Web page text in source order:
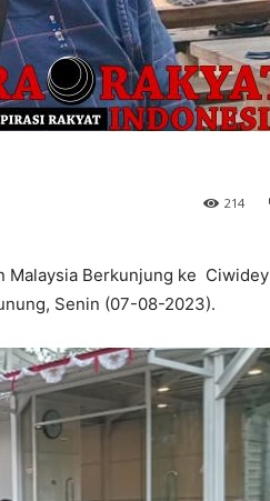
214
Malaysia Berkunjung ke Ciwidey
Senin (07-08-2023).